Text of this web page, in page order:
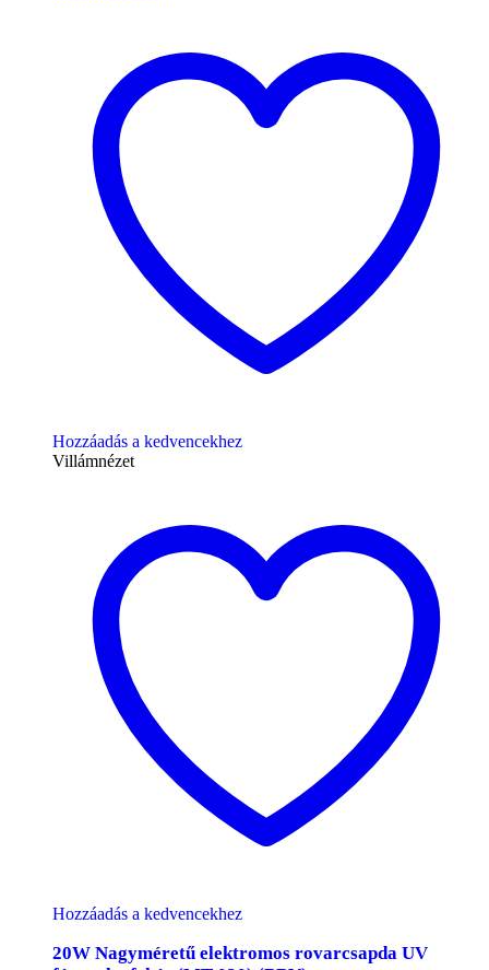
Hozzáadás a kedvencekhez
Villámnézet
Hozzáadás a kedvencekhez
20W Nagyméretű elektromos rovarcsapda UV